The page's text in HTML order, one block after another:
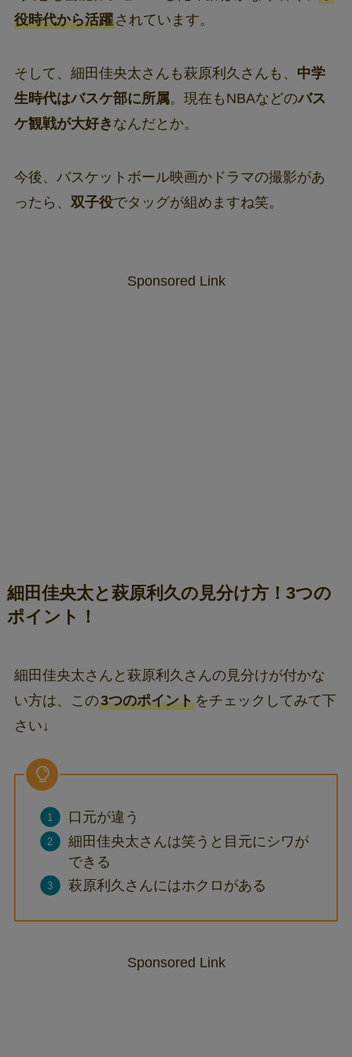
役時代から活躍されています。
そして、細田佳央太さんも萩原利久さんも、 中学
生時代はバスケ部に所属。現在もNBAなどのバス
ケ観戦が大好き なんだとか。
今後、バスケットボール映画かドラマの撮影があ
ったら、 双子役でタッグが組めますね笑。
Sponsored Link
細田佳央太と萩原利久の見分け方！3つの
ポイント！
細田佳央太さんと萩原利久さんの見分けが付かな
い方は、この3つのポイントをチェックしてみて下
さい↓
口元が違う
細田佳央太さんは笑うと目元にシワが
できる
萩原利久さんにはホクロがある
Sponsored Link